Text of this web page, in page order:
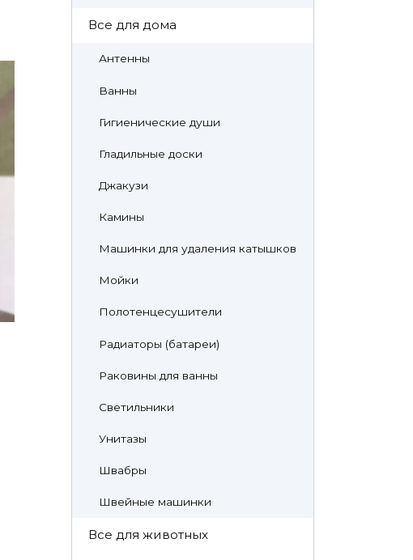
Все для дома
Антенны
Ванны
Гигиенические души
Гладильные доски
Джакузи
Камины
Машинки для удаления катышков
Мойки
Полотенцесушители
Радиаторы (батареи)
Раковины для ванны
Светильники
Унитазы
Швабры
Швейные машинки
Все для животных